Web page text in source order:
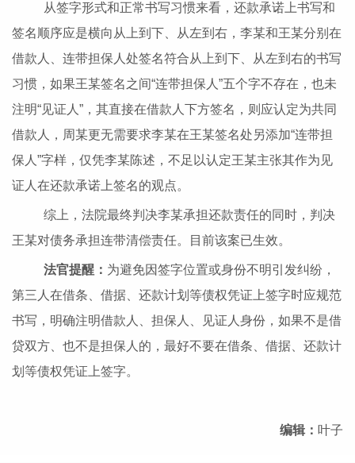
从签字形式和正常书写习惯来看，还款承诺上书写和
签名顺序应是横向从上到下、从左到右，李某和王某分别在
借款人、连带担保人处签名符合从上到下、从左到右的书写
习惯，如果王某签名之间“连带担保人”五个字不存在，也未
注明“见证人”，其直接在借款人下方签名，则应认定为共同
借款人，周某更无需要求李某在王某签名处另添加“连带担
保人”字样，仅凭李某陈述，不足以认定王某主张其作为见
证人在还款承诺上签名的观点。
综上，法院最终判决李某承担还款责任的同时，判决
王某对债务承担连带清偿责任。目前该案已生效。
法官提醒： 为避免因签字位置或身份不明引发纠纷，
第三人在借条、借据、还款计划等债权凭证上签字时应规范
书写，明确注明借款人、担保人、见证人身份，如果不是借
贷双方、也不是担保人的，最好不要在借条、借据、还款计
划等债权凭证上签字。
编辑： 叶子